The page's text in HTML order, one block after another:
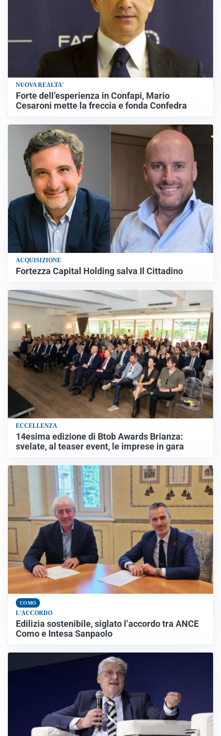
NUOVA REALTA'
Forte dell’esperienza in Confapi, Mario
Cesaroni mette la freccia e fonda Confedra
ACQUISIZIONE
Fortezza Capital Holding salva Il Cittadino
ECCELLENZA
14esima edizione di Btob Awards Brianza:
svelate, al teaser event, le imprese in gara
COMO
L'ACCORDO
Edilizia sostenibile, siglato l’accordo tra ANCE
Como e Intesa Sanpaolo